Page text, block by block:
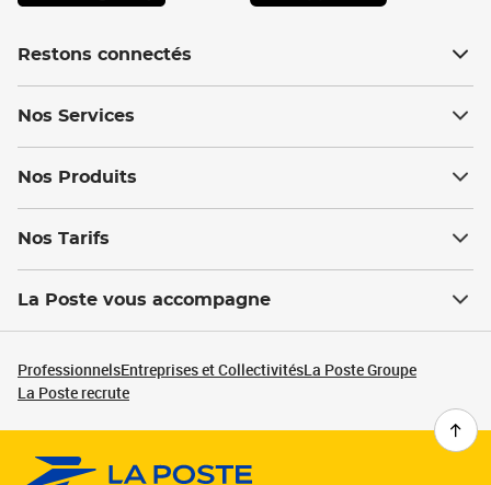
Restons connectés
Nos Services
Nos Produits
Nos Tarifs
La Poste vous accompagne
ProfessionnelsEntreprises et CollectivitésLa Poste Groupe
La Poste recrute